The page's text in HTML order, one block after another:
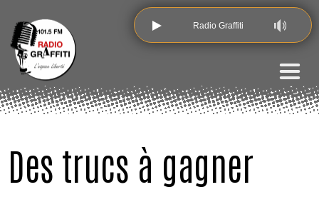
Radio Graffiti
Des trucs à gagner